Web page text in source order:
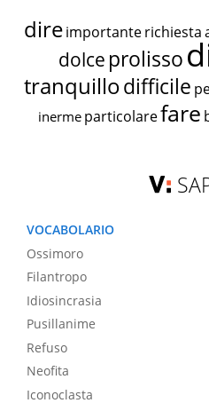
dire importante richiesta
dolce prolisso
tranquillodifficile
inerme particolarefare
VOCABOLARIO
Ossimoro
Filantropo
Idiosincrasia
Pusillanime
Refuso
Neofita
Iconoclasta